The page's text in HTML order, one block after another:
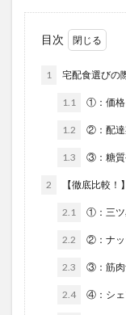
目次
1 宅配食選びの
1.1 ①：価格
1.2 ②：配達
1.3 ③：糖質
2 【徹底比較
2.1 ①：三ツ
2.2 ②：ナッ
2.3 ③：筋肉
2.4 ④：シェ